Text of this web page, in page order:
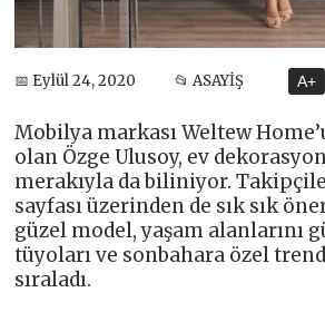
📅 Eylül 24, 2020 📂 ASAYİŞ A+
Mobilya markası Weltew
olan Özge Ulusoy, ev
merakıyla da biliniyor.
sayfası üzerinden de sık sık
güzel model, yaşam alanlarını
tüyoları ve sonbahara özel
sıraladı.